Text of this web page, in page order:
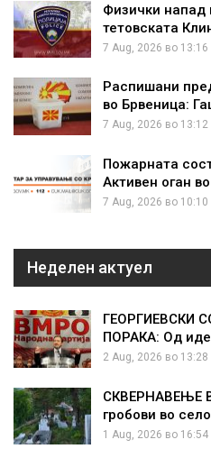
Физички напад
тетовската
7 Aug, 2026 во 13:16
Распишани
во Брвеница:
7 Aug, 2026 во 13:12
Пожарната
Активен оган
7 Aug, 2026 во 10:10
Неделен актуел
ГЕОРГИЕВСКИ
ПОРАКА: Од
2 Aug, 2026 во 13:28
СКВЕРНАВЕЊЕ
гробови во
1 Aug, 2026 во 16:54